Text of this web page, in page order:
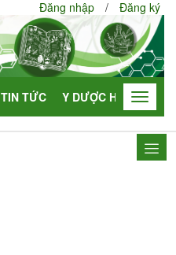
Đăng nhập / Đăng ký
TIN TỨC Y DƯỢC HỌC Toggle